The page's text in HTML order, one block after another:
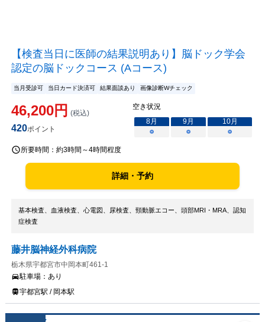
【検査当日に医師の結果説明あり】脳ドック学会
認定の脳ドックコース (Aコース)
当月受診可 当日カード決済可 結果面談あり 画像診断Wチェック
46,200円 (税込)
420ポイント
空き状況
8月 9月 10月
○
○ ○
所要時間： 約3時間～4時間程度
詳細・予約
基本検査、血液検査、心電図、尿検査、頸動脈エコー、頭部MRI・MRA、認知
症検査
藤井脳神経外科病院
栃木県宇都宮市中岡本町461-1
駐車場： あり
宇都宮駅 / 岡本駅